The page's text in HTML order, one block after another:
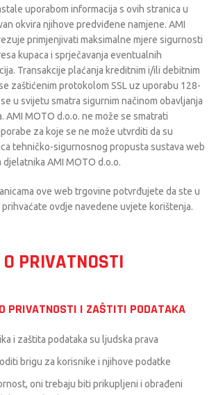
uporabom informacija s ovih stranica u
okvira njihove predviđene namjene. AMI
primjenjivati maksimalne mjere sigurnosti
kupaca i sprječavanja eventualnih
Transakcije plaćanja kreditnim i/ili debitnim
zaštićenim protokolom SSL uz uporabu 128-
u svijetu smatra sigurnim načinom obavljanja
AMI MOTO d.o.o. ne može se smatrati
za koje se ne može utvrditi da su
tehničko-sigurnosnog propusta sustava web
AMI MOTO d.o.o.
ove web trgovine potvrđujete da ste u
ovdje navedene uvjete korištenja.
PRIVATNOSTI
PRIVATNOSTI I ZAŠTITI PODATAKA
i zaštita podataka su ljudska prava
brigu za korisnike i njihove podatke
oni trebaju biti prikupljeni i obrađeni